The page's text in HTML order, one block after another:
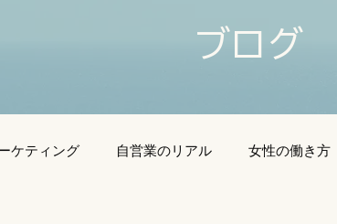
ブログ
ケティング 自営業のリアル 女性の働き方